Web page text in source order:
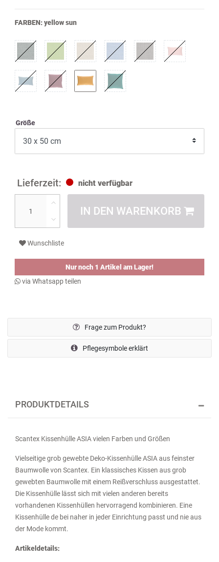
FARBEN:yellow sun
Größe
nicht verfügbar
IN DEN WARENKORB
Wunschliste
Nur noch 1 Artikel am Lager!
via Whatsapp teilen
Frage zum Produkt?
Pflegesymbole erklärt
PRODUKTDETAILS
Scantex Kissenhülle ASIA vielen Farben und Größen
Vielseitige grob gewebte Deko-Kissenhülle ASIA aus feinster
Baumwolle von Scantex. Ein klassisches Kissen aus grob
gewebten Baumwolle mit einem Reißverschluss ausgestattet.
Die Kissenhülle lässt sich mit vielen anderen bereits
vorhandenen Kissenhüllen hervorragend kombinieren. Eine
Kissenhülle de bei naher in jeder Einrichtung passt und nie aus
der Mode kommt.
Artikeldetails: